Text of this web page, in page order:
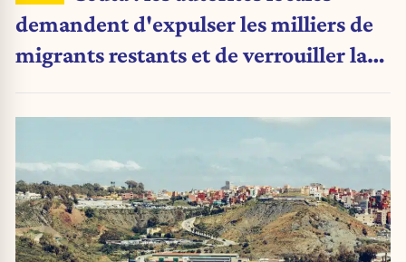
demandent d'expulser les milliers de
migrants restants et de verrouiller la